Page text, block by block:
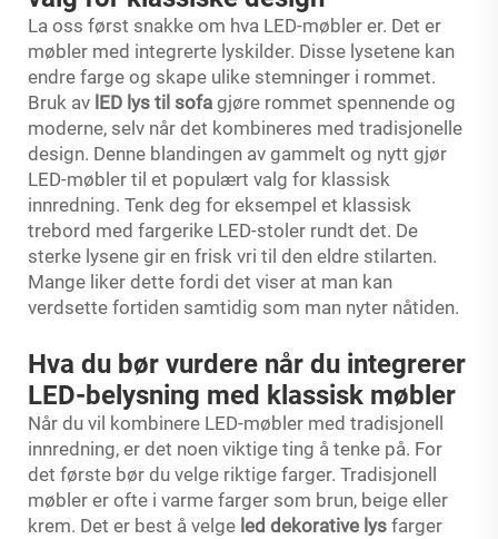
La oss først snakke om hva LED-møbler er. Det er
møbler med integrerte lyskilder. Disse lysetene kan
endre farge og skape ulike stemninger i rommet.
Bruk av lED lys til sofa gjøre rommet spennende og
moderne, selv når det kombineres med tradisjonelle
design. Denne blandingen av gammelt og nytt gjør
LED-møbler til et populært valg for klassisk
innredning. Tenk deg for eksempel et klassisk
trebord med fargerike LED-stoler rundt det. De
sterke lysene gir en frisk vri til den eldre stilarten.
Mange liker dette fordi det viser at man kan
verdsette fortiden samtidig som man nyter nåtiden.
Hva du bør vurdere når du integrerer
LED-belysning med klassisk møbler
Når du vil kombinere LED-møbler med tradisjonell
innredning, er det noen viktige ting å tenke på. For
det første bør du velge riktige farger. Tradisjonell
møbler er ofte i varme farger som brun, beige eller
krem. Det er best å velge led dekorative lys farger